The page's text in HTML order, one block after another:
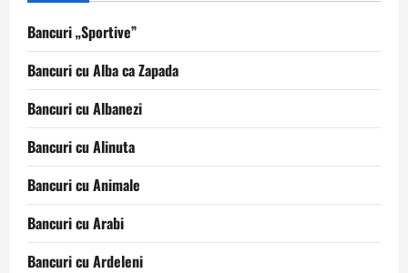
Bancuri „Sportive”
Bancuri cu Alba ca Zapada
Bancuri cu Albanezi
Bancuri cu Alinuta
Bancuri cu Animale
Bancuri cu Arabi
Bancuri cu Ardeleni